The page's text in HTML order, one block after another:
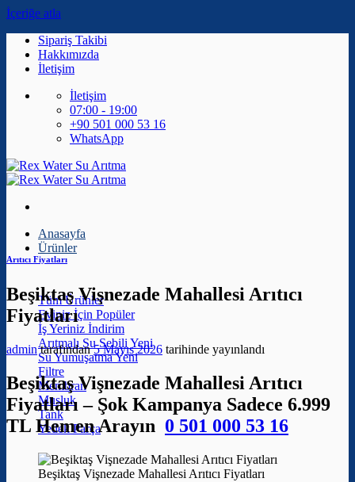
İçeriğe atla
Sipariş Takibi
Hakkımızda
İletişim
İletişim
07:00 - 19:00
+90 501 000 53 16
WhatsApp
Anasayfa
Ürünler
Tüm Ürünler
Eviniz İçin
İş Yeriniz
Arıtmalı Su Sebili
Su Yumuşatma
Filtre
Membran
Musluk
Tank
Yedek Parça
Arıtıcı Fiyatları
Beşiktaş Vişnezade Mahallesi Arıtıcı
Fiyatları
admintarafından 5 Mayıs 2026 tarihinde yayınlandı
Beşiktaş Vişnezade Mahallesi Arıtıcı
Fiyatları – Şok Kampanya Sadece 6.999
TL Hemen Arayın 0 501 000 53 16
Beşiktaş Vişnezade Mahallesi Arıtıcı Fiyatları